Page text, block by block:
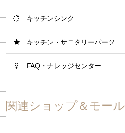
キッチンシンク
キッチン・サニタリーパーツ
FAQ・ナレッジセンター
関連ショップ＆モール